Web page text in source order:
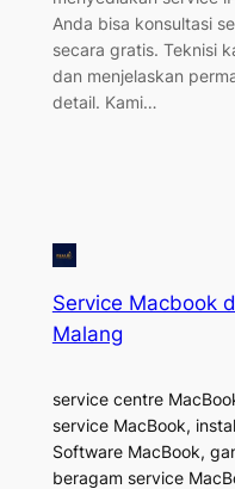
Anda bisa konsultasi
secara gratis. Teknisi
dan menjelaskan
detail. Kami…
Service Macbook
Malang
service centre
service MacBook,
Software MacBook,
beragam service